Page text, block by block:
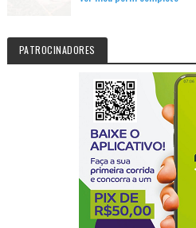
PATROCINADORES